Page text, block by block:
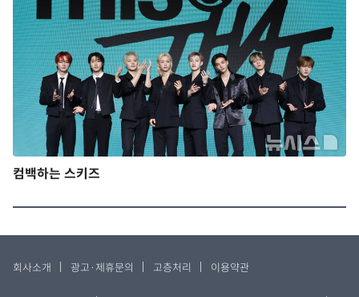
컴백하는 스키즈
회사소개 광고·제휴문의 고층처리 이용약관